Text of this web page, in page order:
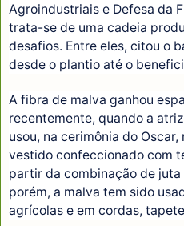
Agroindustriais e Defesa da
trata-se de uma cadeia
desafios. Entre eles, citou o
desde o plantio até o
A fibra de malva ganhou
recentemente, quando a
usou, na cerimônia do Oscar,
vestido confeccionado com
partir da combinação de
porém, a malva tem sido
agrícolas e em cordas,